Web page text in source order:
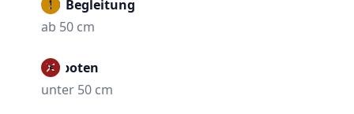
Mit Begleitung
ab 50 cm
Verboten
unter 50 cm